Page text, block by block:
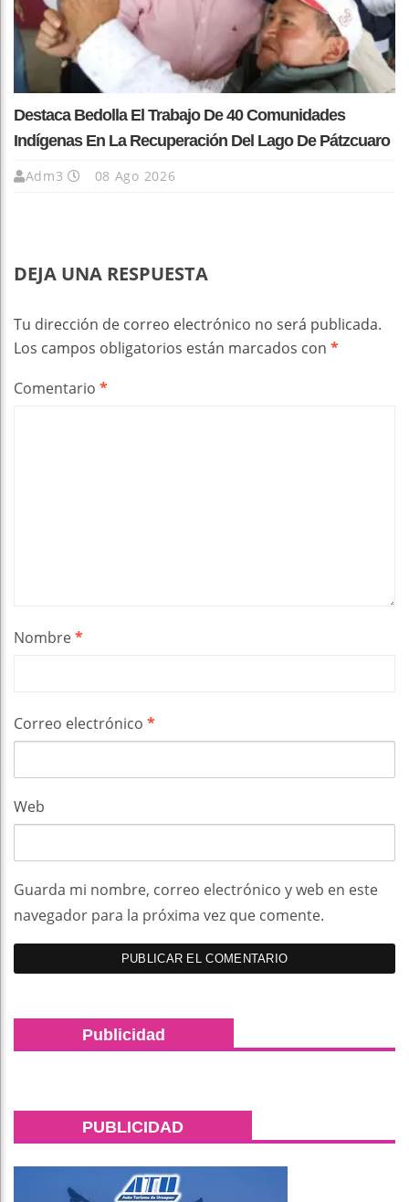
Destaca Bedolla El Trabajo De 40 Comunidades
Indígenas En La Recuperación Del Lago De Pátzcuaro
Adm3 08 Ago 2026
DEJA UNA RESPUESTA
Tu dirección de correo electrónico no será publicada.
Los campos obligatorios están marcados con *
Comentario *
Nombre*
Correo electrónico *
Web
Guarda mi nombre, correo electrónico y web en este
navegador para la próxima vez que comente.
Publicidad
PUBLICIDAD